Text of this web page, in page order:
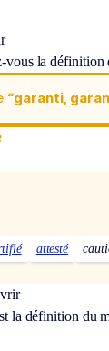
vous la définition
“garanti,
attesté
la définition du